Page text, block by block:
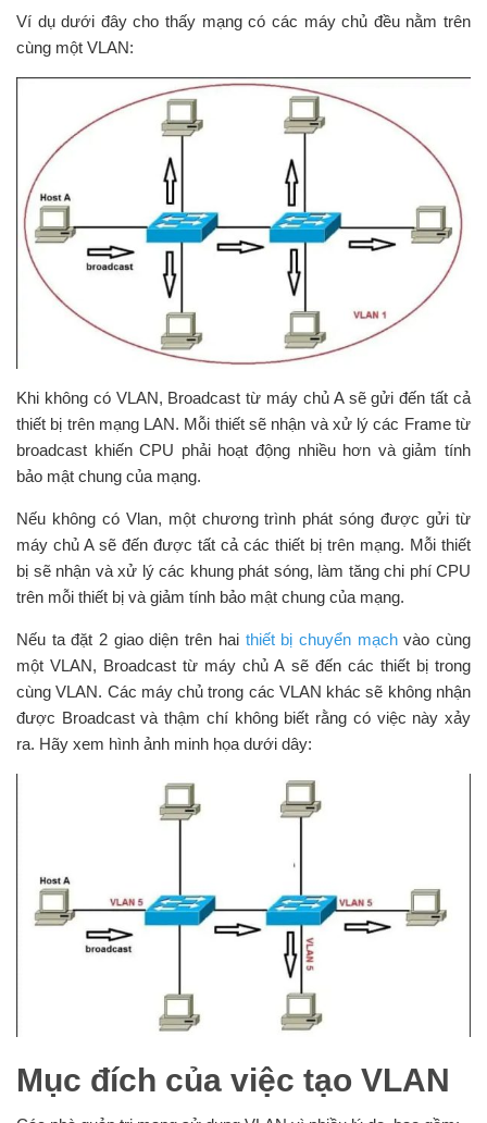
Ví dụ dưới đây cho thấy mạng có các máy chủ đều nằm trên
cùng một VLAN:
Khi không có VLAN, Broadcast từ máy chủ A sẽ gửi đến tất cả
thiết bị trên mạng LAN. Mỗi thiết sẽ nhận và xử lý các Frame từ
broadcast khiến CPU phải hoạt động nhiều hơn và giảm tính
bảo mật chung của mạng.
Nếu không có Vlan, một chương trình phát sóng được gửi từ
máy chủ A sẽ đến được tất cả các thiết bị trên mạng. Mỗi thiết
bị sẽ nhận và xử lý các khung phát sóng, làm tăng chi phí CPU
trên mỗi thiết bị và giảm tính bảo mật chung của mạng.
Nếu ta đặt 2 giao diện trên hai thiết bị chuyển mạchvào cùng
một VLAN, Broadcast từ máy chủ A sẽ đến các thiết bị trong
cùng VLAN. Các máy chủ trong các VLAN khác sẽ không nhận
được Broadcast và thậm chí không biết rằng có việc này xảy
ra. Hãy xem hình ảnh minh họa dưới dây:
Mục đích của việc tạo VLAN